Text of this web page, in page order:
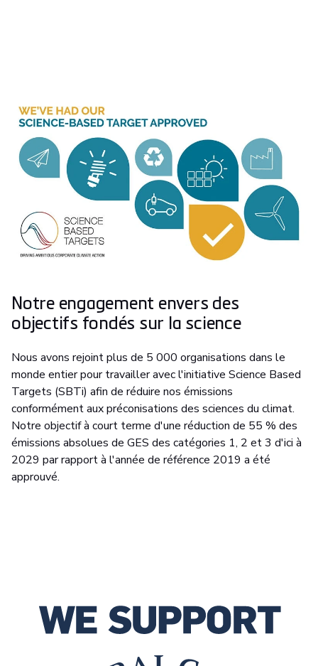
Notre engagement envers des
objectifs fondés sur la science
Nous avons rejoint plus de 5 000 organisations dans le
monde entier pour travailler avec l'initiative Science Based
Targets (SBTi) afin de réduire nos émissions
conformément aux préconisations des sciences du climat.
Notre objectif à court terme d'une réduction de 55 % des
émissions absolues de GES des catégories 1, 2 et 3 d'ici à
2029 par rapport à l'année de référence 2019 a été
approuvé.